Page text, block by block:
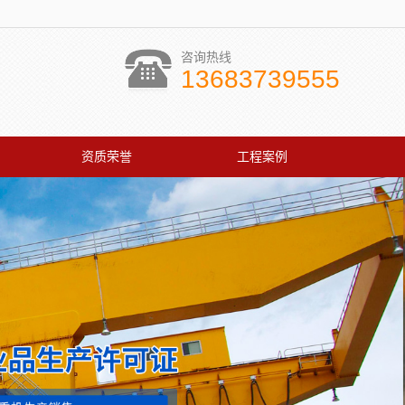
咨询热线
13683739555
资质荣誉 工程案例